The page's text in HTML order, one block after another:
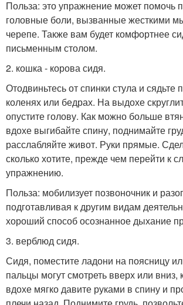
Польза: это упражнение может помочь
головные боли, вызванные жесткими
черепе. Также вам будет комфортнее
письменным столом.
2. кошка - корова сидя.
Отодвиньтесь от спинки стула и сядьте
коленях или бедрах. На выдохе
опустите голову. Как можно больше
вдохе выгибайте спину, поднимайте
расслабляйте живот. Руки прямые.
сколько хотите, прежде чем перейти к
упражнению.
Польза: мобилизует позвоночник и
подготавливая к другим видам
хороший способ осознанное дыхание
3. верблюд сидя.
Сидя, поместите ладони на поясницу
пальцы могут смотреть вверх или вниз,
вдохе мягко давите руками в спину и